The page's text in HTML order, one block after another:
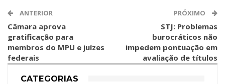
ANTERIOR
Câmara aprova
gratificação para
membros do MPU e juízes
federais
PRÓXIMO
STJ: Problemas
burocráticos não
impedem pontuação em
avaliação de títulos
CATEGORIAS